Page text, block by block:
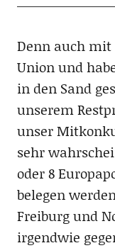
Denn auch
Union und
in den Sand
unserem
unser
sehr
oder 8
belegen
Freiburg und
irgendwie